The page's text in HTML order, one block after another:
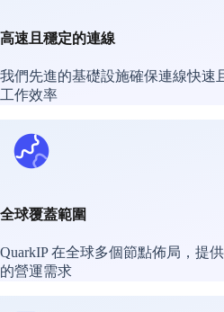
高速且穩定的連線
我們先進的基礎設施確保連線快速
工作效率
全球覆蓋範圍
QuarkIP 在全球多個節點佈局，提
的營運需求